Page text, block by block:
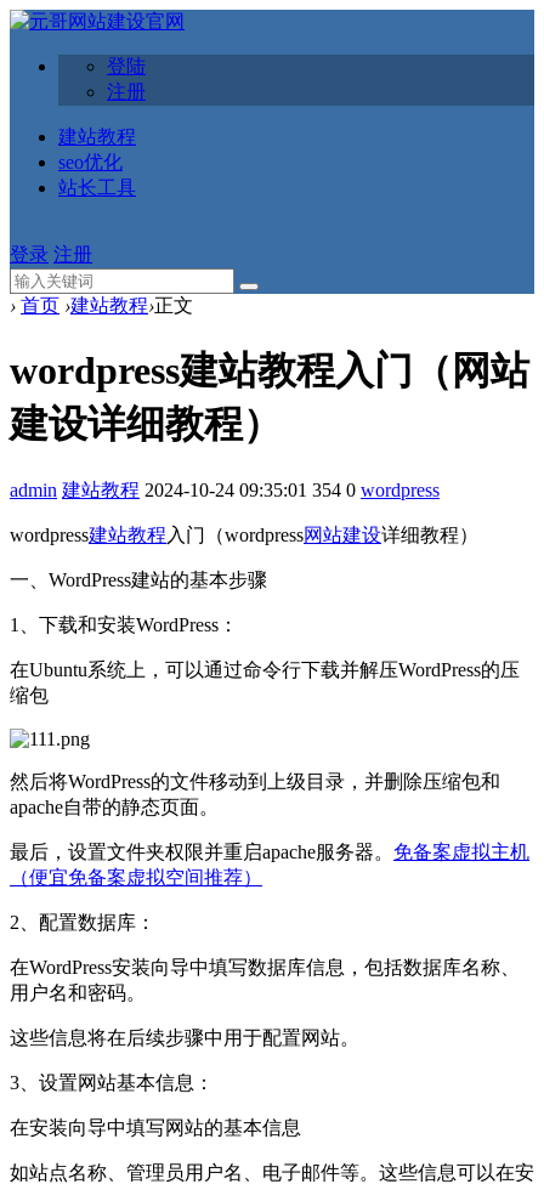
登陆
注册
建站教程
seo优化
站长工具
登录 注册
› 首页 ›建站教程›正文
wordpress建站教程入门（网站
建设详细教程）
admin 建站教程 2024-10-24 09:35:01 354 0 wordpress
wordpress建站教程 入门（wordpress网站建设详细教程）
一、WordPress建站的基本步骤
1、下载和安装WordPress：
在Ubuntu系统上，可以通过命令行下载并解压WordPress的压
缩包
然后将WordPress的文件移动到上级目录，并删除压缩包和
apache自带的静态页面。
最后，设置文件夹权限并重启apache服务器。 免备案虚拟主机
（便宜免备案虚拟空间推荐）
2、配置数据库：
在WordPress安装向导中填写数据库信息，包括数据库名称、
用户名和密码。
这些信息将在后续步骤中用于配置网站。
3、设置网站基本信息：
在安装向导中填写网站的基本信息
如站点名称、管理员用户名、电子邮件等。这些信息可以在安